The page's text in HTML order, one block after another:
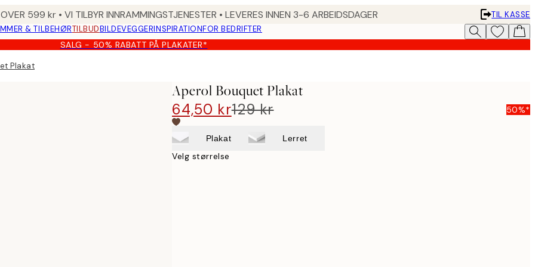
599 kr • VI TILBYR INNRAMMINGSTJENESTER • LEVERES INNEN 3-6 ARBEIDSDAGER
TIL KASSE
& TILBEHØRTILBUDBILDEVEGGERINSPIRATIONFOR BEDRIFTER
SALG - 50% RABATT PÅ PLAKATER*
Plakat
Aperol Bouquet Plakat
64,50 kr129 kr 50%*
Plakat Lerret
Velg størrelse